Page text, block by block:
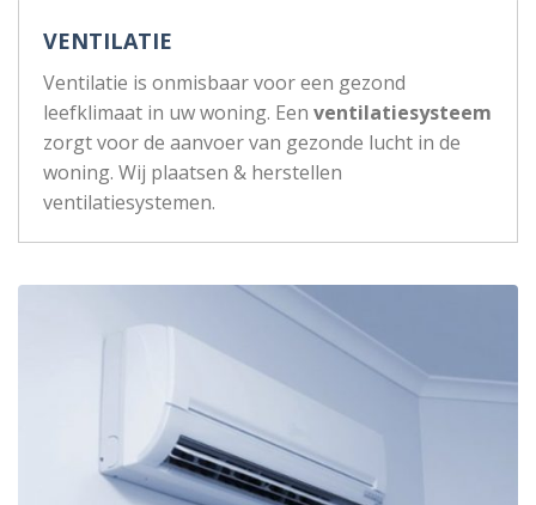
VENTILATIE
Ventilatie is onmisbaar voor een gezond
leefklimaat in uw woning. Een ventilatiesysteem
zorgt voor de aanvoer van gezonde lucht in de
woning. Wij plaatsen & herstellen
ventilatiesystemen.